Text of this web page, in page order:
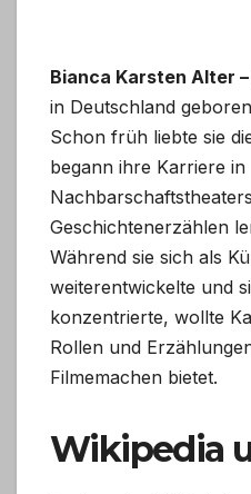
Bianca Karsten Alter –
in Deutschland
Schon früh liebte sie
begann ihre Karriere in
Geschichtenerzählen
Während sie sich als
weiterentwickelte und
konzentrierte, wollte
Rollen und
Filmemachen bietet.
Wikipedia